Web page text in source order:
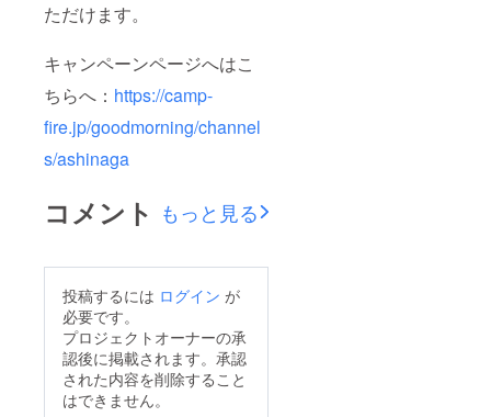
ただけます。
キャンペーンページへはこ
ちらへ： https://camp-
fire.jp/goodmorning/channel
s/ashinaga
コメント もっと見る
投稿するには ログイン が
必要です。
プロジェクトオーナーの承
認後に掲載されます。承認
された内容を削除すること
はできません。